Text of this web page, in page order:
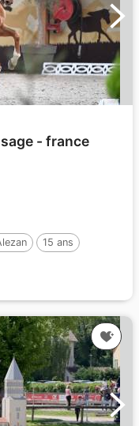
- france
15 ans